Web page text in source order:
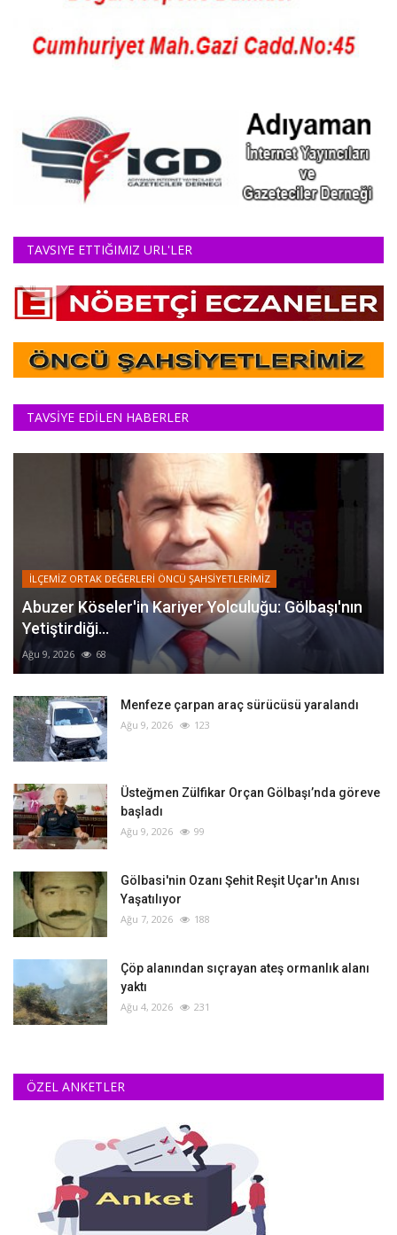
TAVSIYE ETTIĞIMIZ URL'LER
TAVSİYE EDİLEN HABERLER
İLÇEMİZ ORTAK DEĞERLERİ ÖNCÜ ŞAHSİYETLERİMİZ
Abuzer Köseler'in Kariyer Yolculuğu: Gölbaşı'nın
Yetiştirdiği...
Ağu 9, 2026 68
Menfeze çarpan araç sürücüsü yaralandı
Ağu 9, 2026 123
Üsteğmen Zülfikar Orçan Gölbaşı’nda göreve
başladı
Ağu 9, 2026 99
Gölbasi'nin Ozanı Şehit Reşit Uçar'ın Anısı
Yaşatılıyor
Ağu 7, 2026 188
Çöp alanından sıçrayan ateş ormanlık alanı
yaktı
Ağu 4, 2026 231
ÖZEL ANKETLER